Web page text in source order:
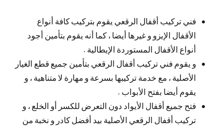
فني تركيب أقفال الرقعي يقوم بتركيب كافة أنواع
الأقفال الإيزو و غيرها أيضا ، كما أنه يقوم بتأمين أجود
أنواع الأقفال المستوردة الإيطالية .
و يقوم فني تركيب أقفال الرقعي بتأمين جميع قطع الغيار
الأصلية ، مع خدمة تركيبها بسرعة و مهارة لا متناهية ، و
يقوم أيضا بفتح الأبواب .
فتح جميع أقفال الأيواد دون التعرض للكسر أو الخلع ، و
تركيب أقفال الرقعي الأصلية بيد أفضل كادر و نخبة من